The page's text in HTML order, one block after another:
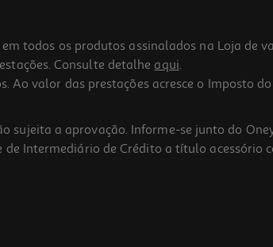
todos os produtos assinalados na Loja de
Consulte detalhe aqui.
valor das prestações acresce o Imposto
sujeita a aprovação. Informe-se junto do
Intermediário de Crédito a título acessório